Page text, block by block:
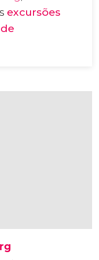
excursões